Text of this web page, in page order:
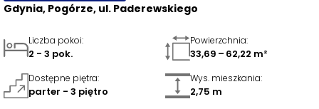
Gdynia, Pogórze, ul. Paderewskiego
Liczba pokoi:
2 - 3 pok.
Powierzchnia:
33,69 – 62,22 m²
Dostępne piętra:
parter - 3 piętro
Wys. mieszkania:
2,75 m